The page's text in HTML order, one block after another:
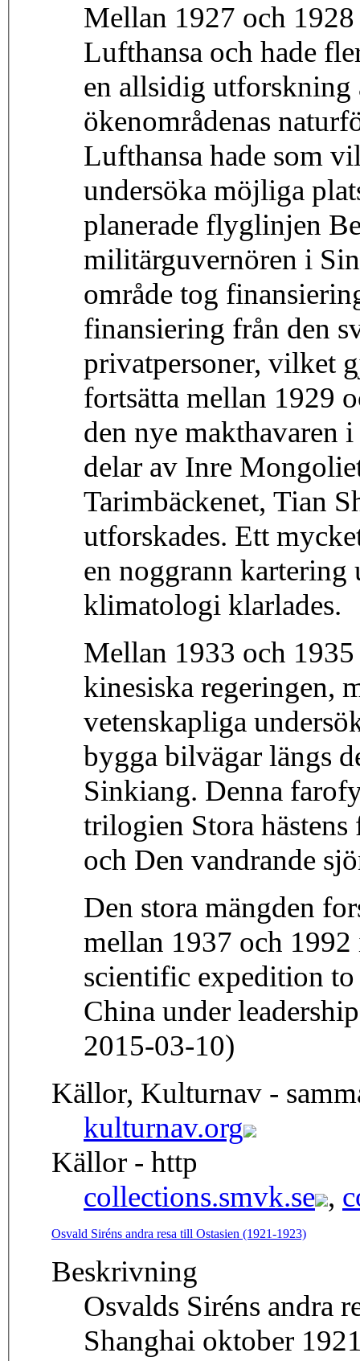
Mellan 1927 och
Lufthansa och hade
en allsidig utforskning
ökenområdenas
Lufthansa hade som
undersöka möjliga
planerade flyglinjen
militärguvernören i
område tog
finansiering från den
privatpersoner, vilket
fortsätta mellan 1929
den nye makthavaren
delar av Inre
Tarimbäckenet, Tian
utforskades. Ett
en noggrann kartering
klimatologi klarlades.
Mellan 1933 och
kinesiska regeringen,
vetenskapliga
bygga bilvägar längs
Sinkiang. Denna
trilogien Stora
och Den vandrande
Den stora mängden
mellan 1937 och
scientific expedition
China under
2015-03-10)
Källor, Kulturnav -
kulturnav.org
Källor - http
collections.smvk.se ,
Osvald Siréns andra resa till Ostasien (1921-1923)
Beskrivning
Osvalds Siréns andra
Shanghai oktober